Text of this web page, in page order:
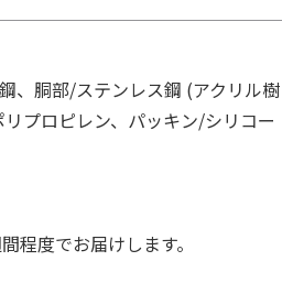
、胴部/ステンレス鋼 (アクリル樹
プロピレン、パッキン/シリコー
程度でお届けします。